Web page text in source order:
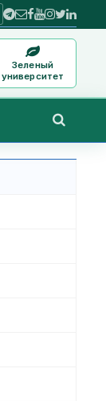
Зеленый
университет